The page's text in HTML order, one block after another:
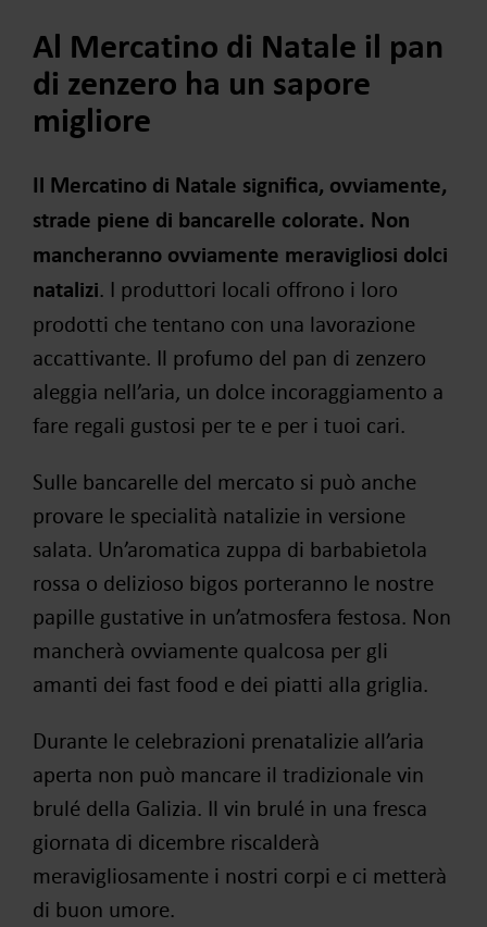
Al Mercatino di Natale il pan
di zenzero ha un sapore
migliore
Il Mercatino di Natale significa, ovviamente,
strade piene di bancarelle colorate. Non
mancheranno ovviamente meravigliosi dolci
natalizi. I produttori locali offrono i loro
prodotti che tentano con una lavorazione
accattivante. Il profumo del pan di zenzero
aleggia nell’aria, un dolce incoraggiamento a
fare regali gustosi per te e per i tuoi cari.
Sulle bancarelle del mercato si può anche
provare le specialità natalizie in versione
salata. Un’aromatica zuppa di barbabietola
rossa o delizioso bigos porteranno le nostre
papille gustative in un’atmosfera festosa. Non
mancherà ovviamente qualcosa per gli
amanti dei fast food e dei piatti alla griglia.
Durante le celebrazioni prenatalizie all’aria
aperta non può mancare il tradizionale vin
brulé della Galizia. Il vin brulé in una fresca
giornata di dicembre riscalderà
meravigliosamente i nostri corpi e ci metterà
di buon umore.